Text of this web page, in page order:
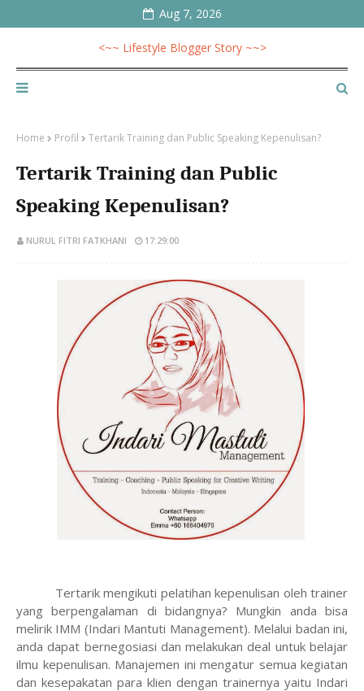
Aug 7, 2026
<~~ Lifestyle Blogger Story ~~>
Home Profil Tertarik Training dan Public Speaking Kepenulisan?
Tertarik Training dan Public
Speaking Kepenulisan?
NURUL FITRI FATKHANI 17:29:00
Tertarik mengikuti pelatihan kepenulisan oleh trainer
yang berpengalaman di bidangnya? Mungkin anda bisa
melirik IMM (Indari Mantuti Management). Melalui badan ini,
anda dapat bernegosiasi dan melakukan deal untuk belajar
ilmu kepenulisan. Manajemen ini mengatur semua kegiatan
dan kesepakatan para klien dengan trainernya yaitu Indari